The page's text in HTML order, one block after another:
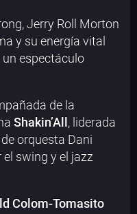
Jerry Roll Morton
y su energía vital
espectáculo
de la
Shakin’All , liderada
orquesta Dani
swing y el jazz
Colom-Tomasito